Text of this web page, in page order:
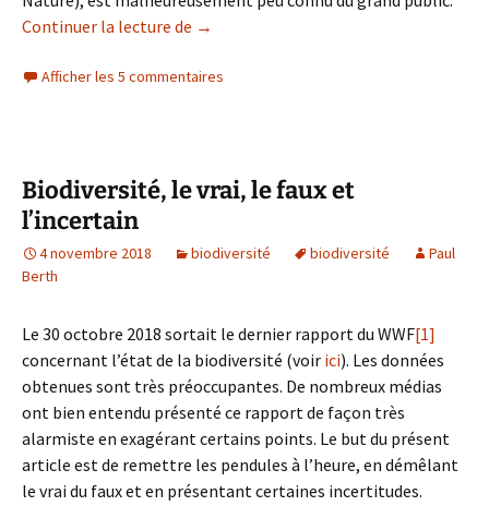
Continuer la lecture de Le « changement climatique global »
→
Afficher les 5 commentaires
Biodiversité, le vrai, le faux et
l’incertain
4 novembre 2018 biodiversité biodiversité
Paul
Berth
Le 30 octobre 2018 sortait le dernier rapport du WWF[1]
concernant l’état de la biodiversité (voir ici). Les données
obtenues sont très préoccupantes. De nombreux médias
ont bien entendu présenté ce rapport de façon très
alarmiste en exagérant certains points. Le but du présent
article est de remettre les pendules à l’heure, en démêlant
le vrai du faux et en présentant certaines incertitudes.